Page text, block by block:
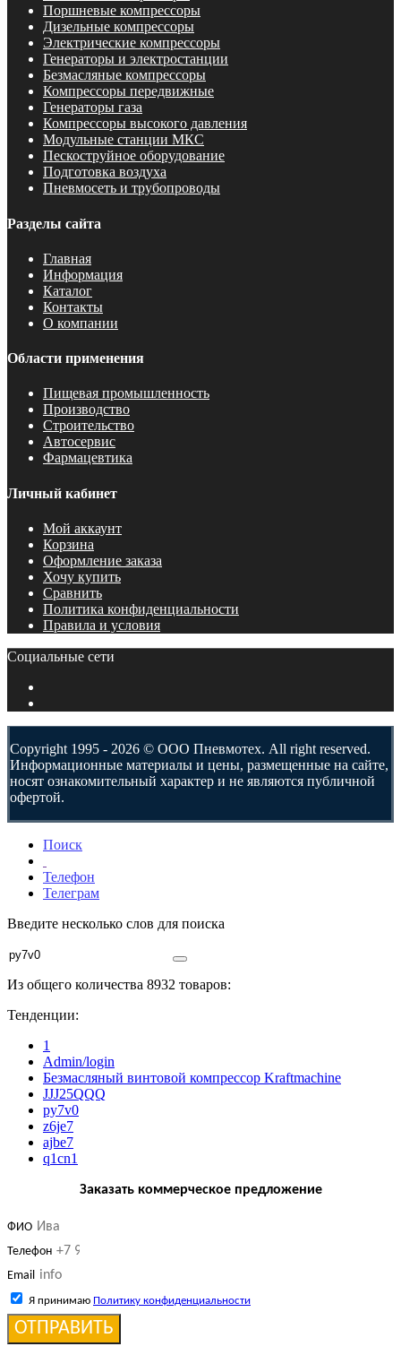
Поршневые компрессоры
Дизельные компрессоры
Электрические компрессоры
Генераторы и электростанции
Безмасляные компрессоры
Компрессоры передвижные
Генераторы газа
Компрессоры высокого давления
Модульные станции МКС
Пескоструйное оборудование
Подготовка воздуха
Пневмосеть и трубопроводы
Разделы сайта
Главная
Информация
Каталог
Контакты
О компании
Области применения
Пищевая промышленность
Производство
Строительство
Автосервис
Фармацевтика
Личный кабинет
Мой аккаунт
Корзина
Оформление заказа
Хочу купить
Сравнить
Политика конфиденциальности
Правила и условия
Социальные сети
Copyright 1995 - 2026 © ООО Пневмотех. All right reserved.
Информационные материалы и цены, размещенные на сайте,
носят ознакомительный характер и не являются публичной
офертой.
Поиск
Телефон
Телеграм
Введите несколько слов для поиска
Из общего количества 8932 товаров:
Тенденции:
1
Admin/login
Безмасляный винтовой компрессор Kraftmaсhine
JJJ25QQQ
py7v0
z6je7
ajbe7
q1cn1
Заказать коммерческое предложение
ФИО
Телефон
Email
Я принимаю Политику конфиденциальности
ОТПРАВИТЬ